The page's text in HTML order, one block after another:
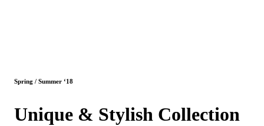
Spring / Summer ‘18
Unique & Stylish Collection